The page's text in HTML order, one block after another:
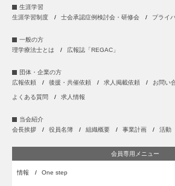
生涯学習
生涯学習制度
士会承認症例検討会・研修会 プライ
一般の方
理学療法士とは
広報誌「REGAC」
団体・企業の方
広報依頼
後援・共催依頼 求人掲載依頼 お問い
よくある質問 求人情報
当会紹介
会長挨拶
役員名簿 組織概要 事業計画 活動
会員専用メニュー
情報 One step